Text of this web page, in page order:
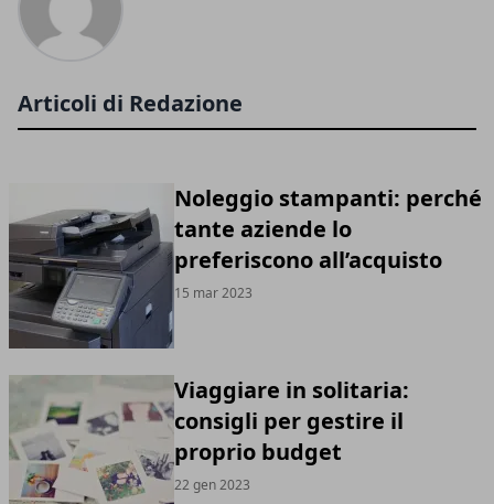
Articoli di Redazione
Noleggio stampanti: perché
tante aziende lo
preferiscono all’acquisto
15 mar 2023
Viaggiare in solitaria:
consigli per gestire il
proprio budget
22 gen 2023